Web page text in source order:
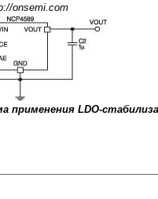
onsemi.com
применения LDO-